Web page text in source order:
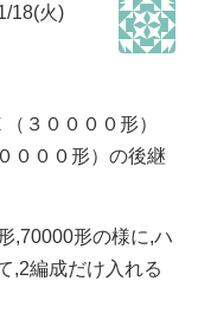
18(火)
３００００形）
０００形）の後継
,70000形の様に,ハ
,2編成だけ入れる